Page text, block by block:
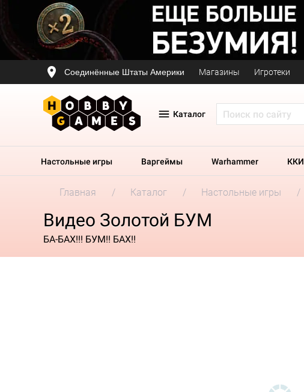
Соединённые Штаты Америки Магазины Игротеки
Каталог
Настольные игры Варгеймы Warhammer ККИ
Главная Каталог Настольные игры
Видео Золотой БУМ
БА-БАХ!!! БУМ!! БАХ!!